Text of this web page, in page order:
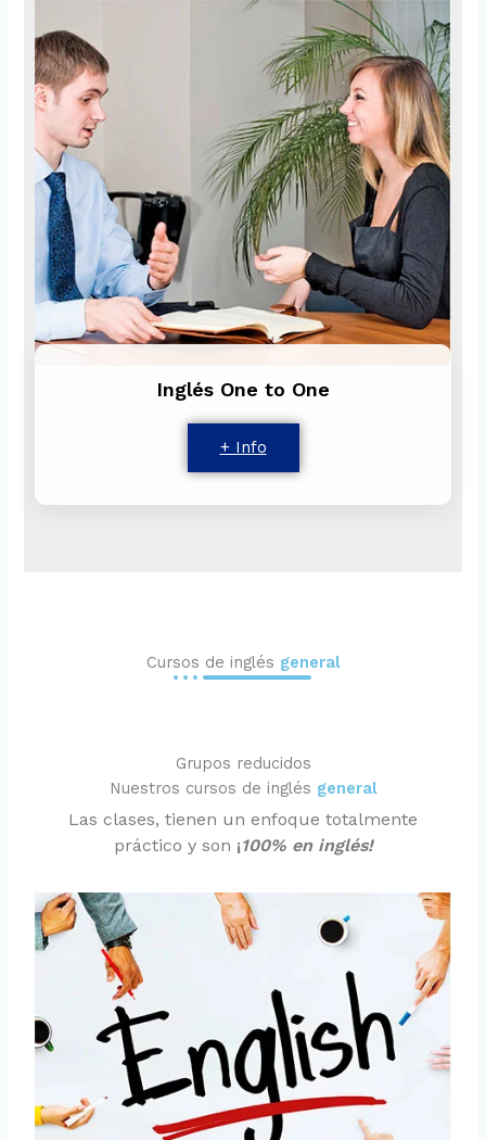
Inglés One to One
+ Info
Cursos de inglés general
Grupos reducidos
Nuestros cursos de inglés general
Las clases, tienen un enfoque totalmente
práctico y son ¡100% en inglés!